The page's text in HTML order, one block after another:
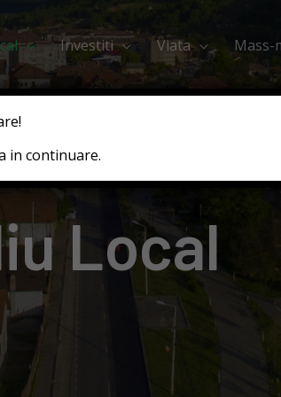
Investiti Viata Mass-
Local
in continuare.